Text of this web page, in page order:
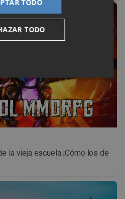
la vieja escuela ¡Cómo los de
TODO
TODO